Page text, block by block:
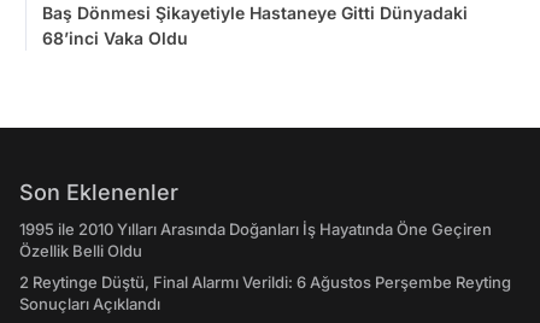
Baş Dönmesi Şikayetiyle Hastaneye Gitti Dünyadaki
68’inci Vaka Oldu
Son Eklenenler
1995 ile 2010 Yılları Arasında Doğanları İş Hayatında Öne Geçiren
Özellik Belli Oldu
2 Reytinge Düştü, Final Alarmı Verildi: 6 Ağustos Perşembe Reyting
Sonuçları Açıklandı